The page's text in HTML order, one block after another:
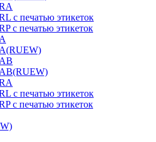
с печатью этикеток
с печатью этикеток
с печатью этикеток
с печатью этикеток